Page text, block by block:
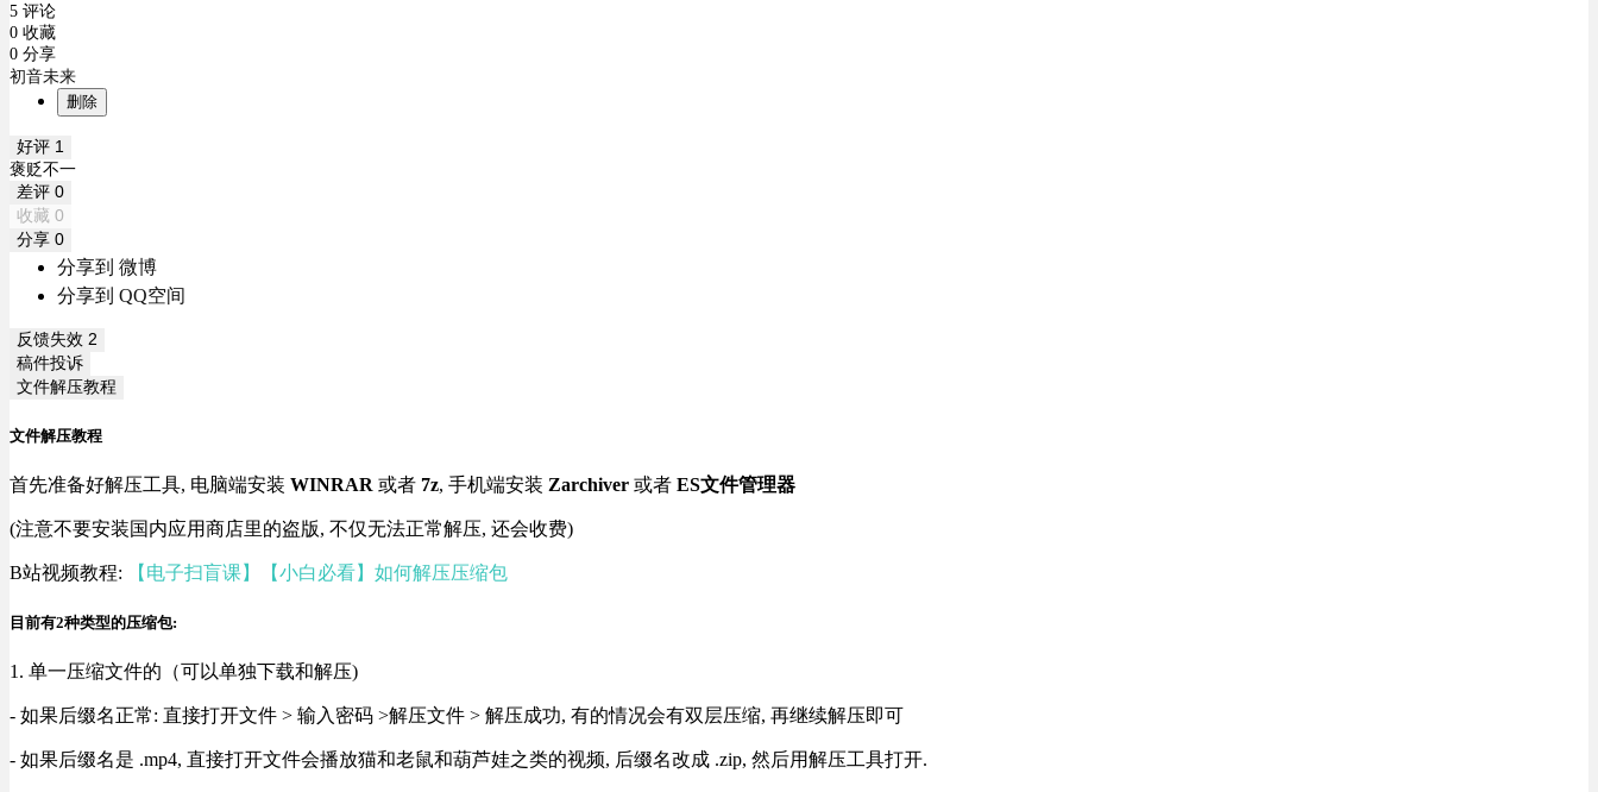
5 评论
0 收藏
0 分享
初音未来
删除
好评 1
褒贬不一
差评 0
收藏 0
分享 0
分享到 微博
分享到 QQ空间
反馈失效 2
稿件投诉
文件解压教程
文件解压教程
首先准备好解压工具, 电脑端安装 WINRAR 或者 7z, 手机端安装 Zarchiver 或者 ES文件管理器
(注意不要安装国内应用商店里的盗版, 不仅无法正常解压, 还会收费)
B站视频教程: 【电子扫盲课】【小白必看】如何解压压缩包
目前有2种类型的压缩包:
1. 单一压缩文件的（可以单独下载和解压)
- 如果后缀名正常: 直接打开文件 > 输入密码 >解压文件 > 解压成功, 有的情况会有双层压缩, 再继续解压即可
- 如果后缀名是 .mp4, 直接打开文件会播放猫和老鼠和葫芦娃之类的视频, 后缀名改成 .zip, 然后用解压工具打开.